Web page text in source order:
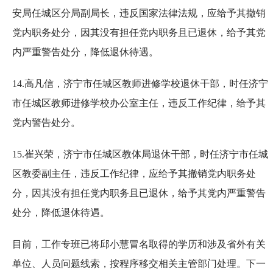
安局任城区分局副局长，违反国家法律法规，应给予其撤销
党内职务处分，因其没有担任党内职务且已退休，给予其党
内严重警告处分，降低退休待遇。
14.高凡信，济宁市任城区教师进修学校退休干部，时任济宁
市任城区教师进修学校办公室主任，违反工作纪律，给予其
党内警告处分。
15.崔兴荣，济宁市任城区教体局退休干部，时任济宁市任城
区教委副主任，违反工作纪律，应给予其撤销党内职务处
分，因其没有担任党内职务且已退休，给予其党内严重警告
处分，降低退休待遇。
目前，工作专班已将邱小慧冒名取得的学历和涉及省外有关
单位、人员问题线索，按程序移交相关主管部门处理。下一